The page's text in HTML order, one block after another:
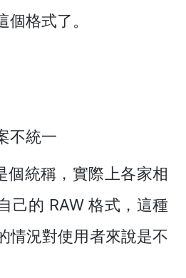
格式了。
不統一
個統稱，實際上各家相
己的 RAW 格式，這種
情況對使用者來說是不